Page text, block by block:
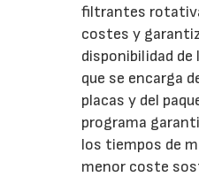
filtrantes
costes y
disponibilidad
que se encarga
placas y del
programa
los tiempos de
menor coste